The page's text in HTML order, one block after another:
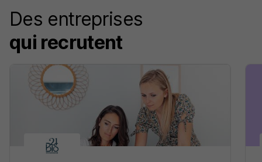
Des entreprises
qui recrutent